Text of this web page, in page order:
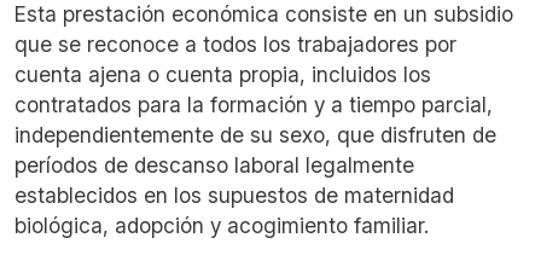
Esta prestación económica consiste en un subsidio
que se reconoce a todos los trabajadores por
cuenta ajena o cuenta propia, incluidos los
contratados para la formación y a tiempo parcial,
independientemente de su sexo, que disfruten de
períodos de descanso laboral legalmente
establecidos en los supuestos de maternidad
biológica, adopción y acogimiento familiar.